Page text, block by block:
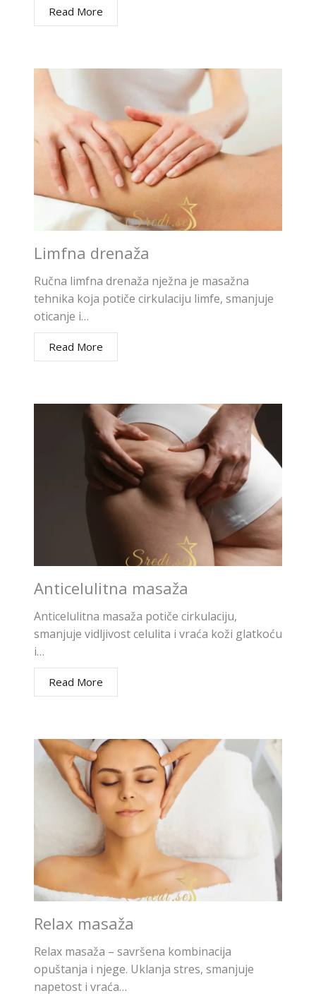
Read More
Limfna drenaža
Ručna limfna drenaža nježna je masažna
tehnika koja potiče cirkulaciju limfe, smanjuje
oticanje i…
Read More
Anticelulitna masaža
Anticelulitna masaža potiče cirkulaciju,
smanjuje vidljivost celulita i vraća koži glatkoću
i…
Read More
Relax masaža
Relax masaža – savršena kombinacija
opuštanja i njege. Uklanja stres, smanjuje
napetost i vraća…